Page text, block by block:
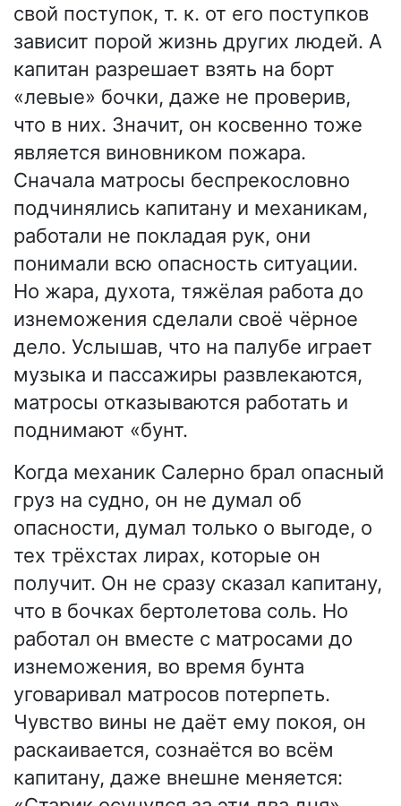
свой поступок, т. к. от его поступков
зависит порой жизнь других людей. А
капитан разрешает взять на борт
«левые» бочки, даже не проверив,
что в них. Значит, он косвенно тоже
является виновником пожара.
Сначала матросы беспрекословно
подчинялись капитану и механикам,
работали не покладая рук, они
понимали всю опасность ситуации.
Но жара, духота, тяжёлая работа до
изнеможения сделали своё чёрное
дело. Услышав, что на палубе играет
музыка и пассажиры развлекаются,
матросы отказываются работать и
поднимают «бунт.
Когда механик Салерно брал опасный
груз на судно, он не думал об
опасности, думал только о выгоде, о
тех трёхстах лирах, которые он
получит. Он не сразу сказал капитану,
что в бочках бертолетова соль. Но
работал он вместе с матросами до
изнеможения, во время бунта
уговаривал матросов потерпеть.
Чувство вины не даёт ему покоя, он
раскаивается, сознаётся во всём
капитану, даже внешне меняется: